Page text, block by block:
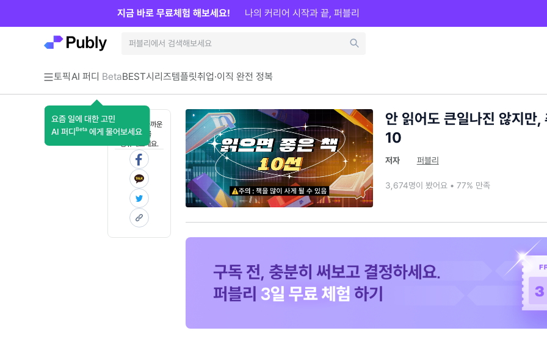
토픽AI 퍼디 Beta
요즘 일에 대한 고민
AI 퍼디 Beta 에게 물어보세요
BEST시리즈템플릿취업·이직 완전 정복
지금 바로 무료체험 해보세요! 나의 커리어 시작과 끝, 퍼블리
혼자 보기 아까운
콘텐츠를
공유해보세요.
안 읽어도 큰일나진 않지만,
10
저자 퍼블리
3,674명이 봤어요 • 77% 만족